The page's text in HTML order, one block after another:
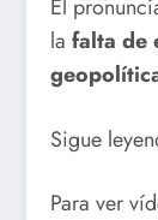
El
la falta de
Sigue
Para ver